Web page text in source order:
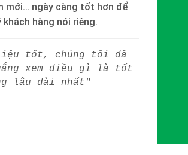
mới… ngày càng tốt hơn để
hàng nói riêng.
liệu tốt, chúng tôi đã
xem điều gì là tốt
lâu dài nhất"